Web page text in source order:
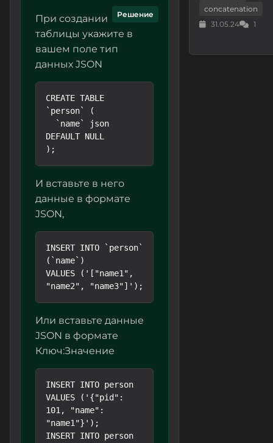
Решение
При создании
таблицы укажите в
вашем поле тип
данных JSON
CREATE TABLE
`person` (
DEFAULT NULL
И вставьте в него
данные в формате
JSON,
INSERT INTO `person`
(`name`)
VALUES ('["name1",
Или вставьте данные
JSON в формате
Ключ:Значение
INSERT INTO person
VALUES ('{"pid":
101, "name":
"name1"}');
INSERT INTO person
concatenation
31.05.24
1